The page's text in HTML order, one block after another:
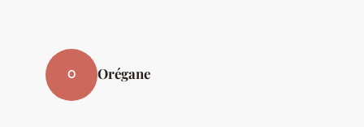
O Orégane